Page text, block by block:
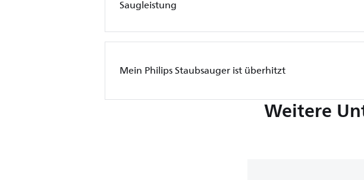
Saugleistung
Mein Philips Staubsauger ist überhitzt
Weitere